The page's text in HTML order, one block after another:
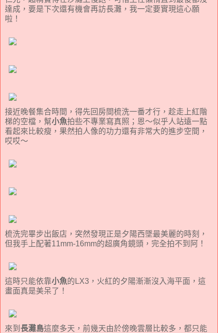
達成，要是下次還有機會再訪長灘，我一定要實現這心願
啦！
接近晚餐集合時間，得先回房間梳洗一番才行，趁走上紅階
梯的空檔，幫小魚拍些不專業寫真照；恩～似乎人站遠一點
看起來比較瘦，果然拍人像的功力還有非常大的進步空間，
哎哎～
梳洗完畢步出飯店，突然發現正是夕陽西墜最美麗的時刻，
但我手上配著11mm-16mm的超廣角鏡頭，完全拍不到阿！
這時只能依靠小魚的LX3，火紅的夕陽漸漸沒入海平面，這
畫面真是美呆了！
來到 長灘島這麼多天，前幾天由於傍晚雲層比較多，都只能